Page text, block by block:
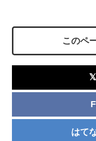
このペ
はて